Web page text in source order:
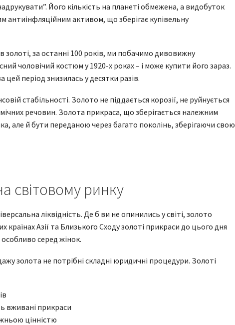
Його кількість на планеті обмежена, а видобуток
антиінфляційним активом, що зберігає купівельну
за останні 100 років, ми побачимо дивовижну
чоловічий костюм у 1920-х роках – і може купити його зараз.
період знизилась у десятки разів.
стабільності. Золото не піддається корозії, не руйнується
речовин. Золота прикраса, що зберігається належним
але й бути переданою через багато поколінь, зберігаючи свою
світовому ринку
ліквідність. Де б ви не опинились у світі, золото
Азії та Близького Сходу золоті прикраси до цього дня
серед жінок.
золота не потрібні складні юридичні процедури. Золоті
вживані прикраси
цінністю